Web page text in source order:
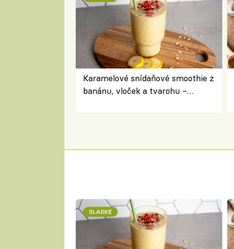
Karamelové snídaňové smoothie z
banánu, vloček a tvarohu –
SLADKÉ